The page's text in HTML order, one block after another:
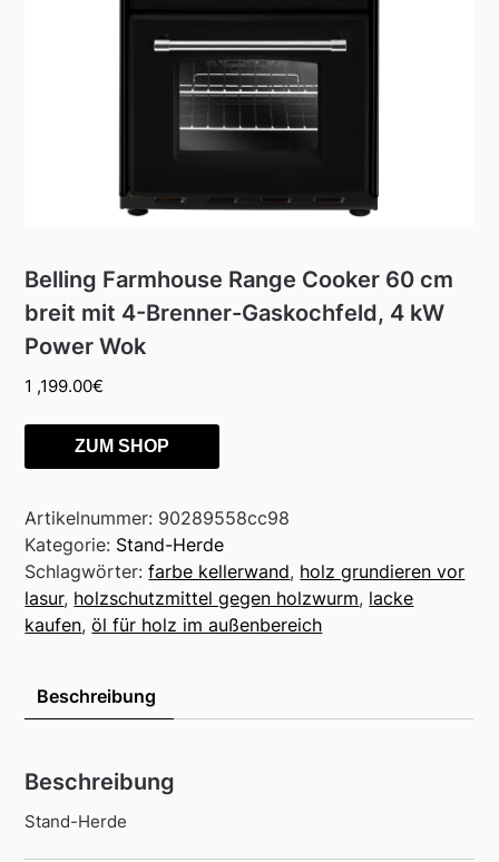
Belling Farmhouse Range Cooker 60 cm
breit mit 4-Brenner-Gaskochfeld, 4 kW
Power Wok
1 ,199.00€
ZUM SHOP
Artikelnummer: 90289558cc98
Kategorie: Stand-Herde
Schlagwörter:farbe kellerwand, holz grundieren vor
lasur, holzschutzmittel gegen holzwurm, lacke
kaufen,öl für holz im außenbereich
Beschreibung
Beschreibung
Stand-Herde